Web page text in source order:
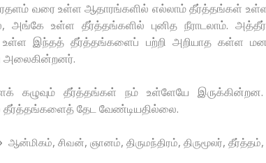
வரை உள்ள ஆதாரங்களில் எல்லாம் தீர்த்தங்கள்
அங்கே உள்ள தீர்த்தங்களில் புனித நீராடலாம்.
உள்ள இந்தத் தீர்த்தங்களைப் பற்றி அறியாத கள்ள
அலைகின்றனர்.
கழுவும் தீர்த்தங்கள் நம் உள்ளேயே
தீர்த்தங்களைத் தேட வேண்டியதில்லை.
ஆன்மிகம், சிவன், ஞானம், திருமந்திரம், திருமூலர், தீர்த்தம்,